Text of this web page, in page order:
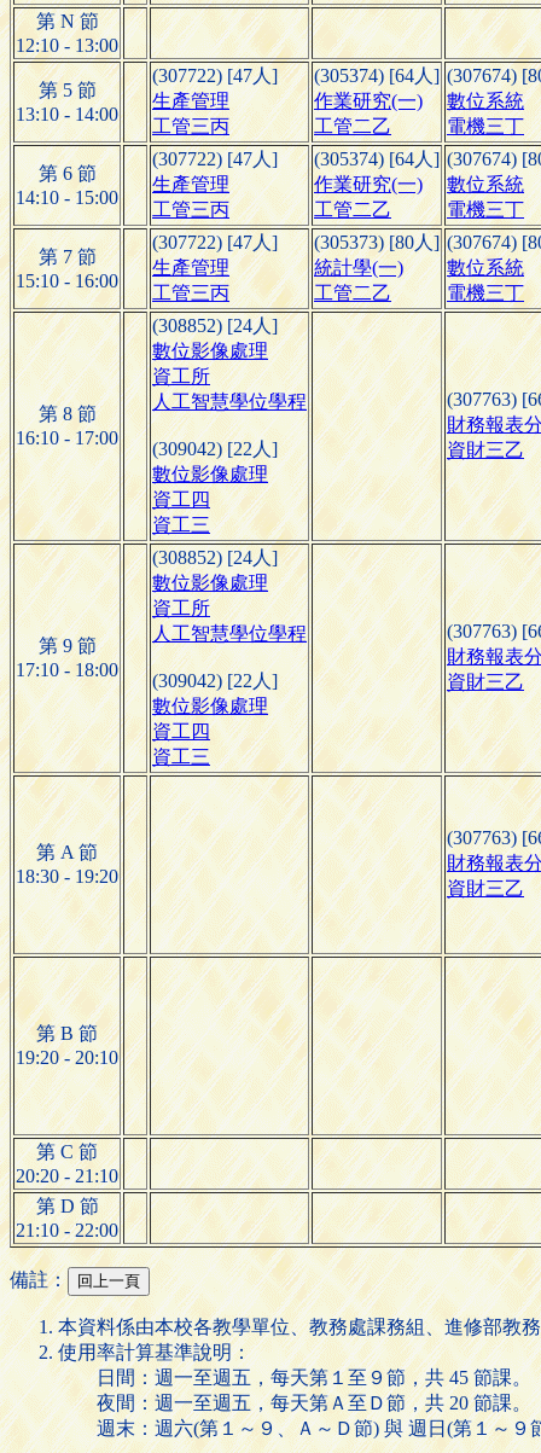
第 N 節
12:10 - 13:00
第 5 節
13:10 - 14:00
(307722) [47人]
生產管理
工管三丙
(305374) [64人]
作業研究(一)
工管二乙
(307674)
數位系統
電機三丁
第 6 節
14:10 - 15:00
(307722) [47人]
生產管理
工管三丙
(305374) [64人]
作業研究(一)
工管二乙
(307674)
數位系統
電機三丁
第 7 節
15:10 - 16:00
(307722) [47人]
生產管理
工管三丙
(305373) [80人]
統計學(一)
工管二乙
(307674)
數位系統
電機三丁
第 8 節
16:10 - 17:00
(308852) [24人]
數位影像處理
資工所
人工智慧學位學程
(309042) [22人]
數位影像處理
資工四
資工三
(307763)
財務報表
資財三乙
第 9 節
17:10 - 18:00
(308852) [24人]
數位影像處理
資工所
人工智慧學位學程
(309042) [22人]
數位影像處理
資工四
資工三
(307763)
財務報表
資財三乙
第 A 節
18:30 - 19:20
(307763)
財務報表
資財三乙
第 B 節
19:20 - 20:10
第 C 節
20:20 - 21:10
第 D 節
21:10 - 22:00
備註：
本資料係由本校各教學單位、教務處課務組、進修部教
使用率計算基準說明：
日間：週一至週五，每天第１至９節，共 45 節課。
夜間：週一至週五，每天第Ａ至Ｄ節，共 20 節課。
週末：週六(第１～９、Ａ～Ｄ節) 與 週日(第１～９